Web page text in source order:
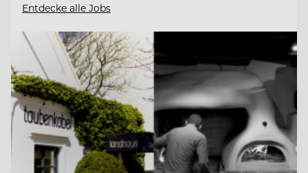
Entdecke alle Jobs